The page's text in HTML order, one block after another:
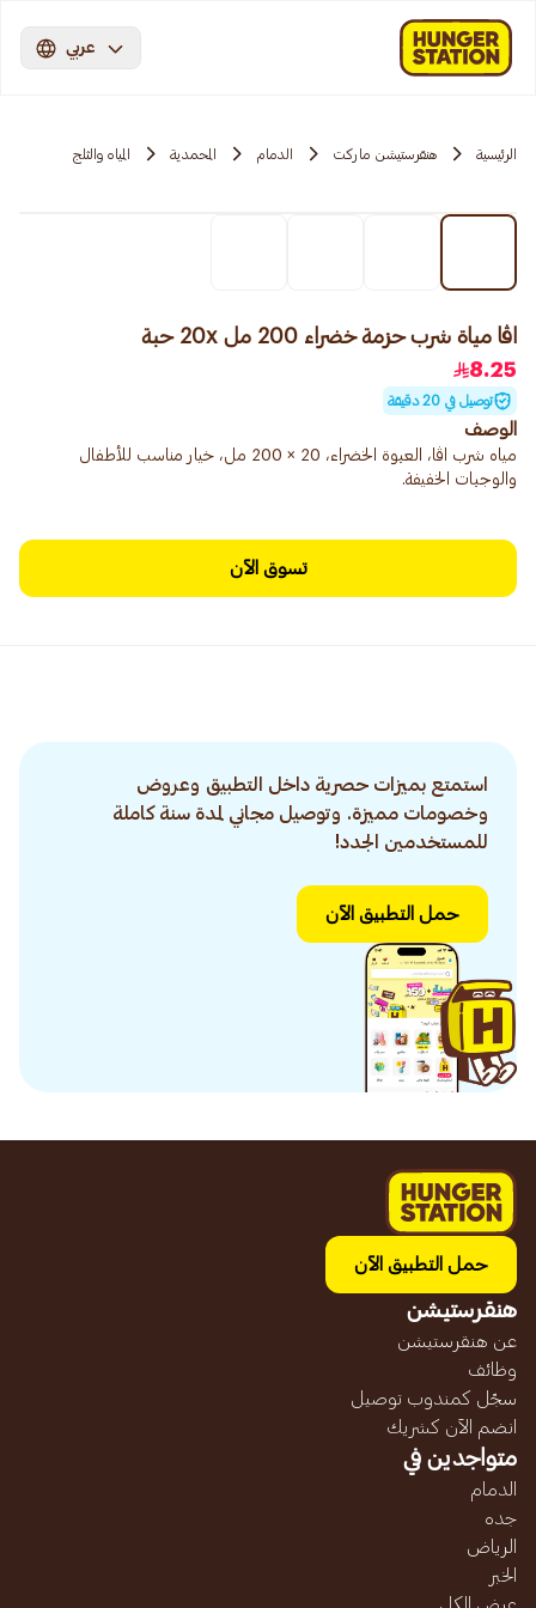
عربي
الرئيسية هنقرستيشن ماركت الدمام المحمدية المياه والثلج
اڤا مياة شرب حزمة خضراء 200 مل 20x حبة
8.25
توصيل في 20 دقيقة
الوصف
مياه شرب اڤا، العبوة الخضراء، 20 × 200 مل، خيار مناسب للأطفال
والوجبات الخفيفة.
تسوق الآن
استمتع بميزات حصرية داخل التطبيق وعروض
وخصومات مميزة. وتوصيل مجاني لمدة سنة كاملة
للمستخدمين الجدد!
حمل التطبيق الآن
حمل التطبيق الآن
هنقرستيشن
عن هنقرستيشن
وظائف
سجّل كمندوب توصيل
انضم الآن كشريك
متواجدين في
الدمام
جده
الرياض
الخبر